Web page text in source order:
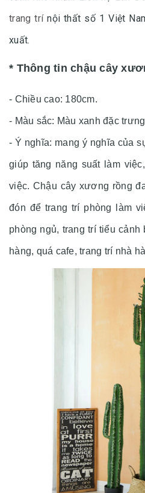
trang trínội thất số 1 Việt
xuất.
* Thông tin chậu cây
- Chiều cao: 180cm.
- Màu sắc: Màu xanh đặc
- Ý nghĩa: mang ý nghĩa của
giúp tăng năng suất làm
việc. Chậu cây xương rồng
đón để trang trí phòng làm
phòng ngủ, trang trí tiểu
hàng, quá cafe, trang trí nhà